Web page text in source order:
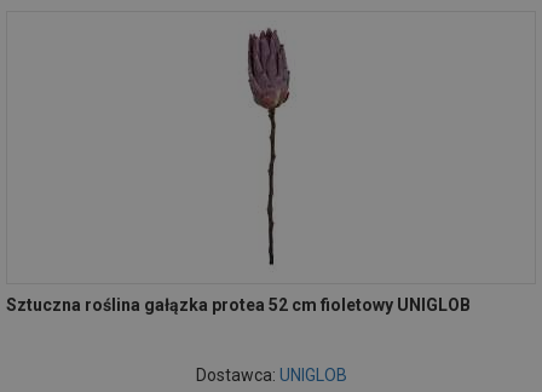
Sztuczna roślina gałązka protea 52 cm fioletowy UNIGLOB
Dostawca: UNIGLOB